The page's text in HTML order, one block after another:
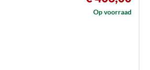
Op voorraad